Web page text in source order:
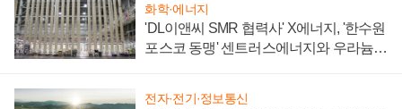
화학·에너지
'DL이앤씨 SMR 협력사' X에너지, '한수원
포스코 동맹' 센트러스에너지와 우라늄
전자·전기·정보통신